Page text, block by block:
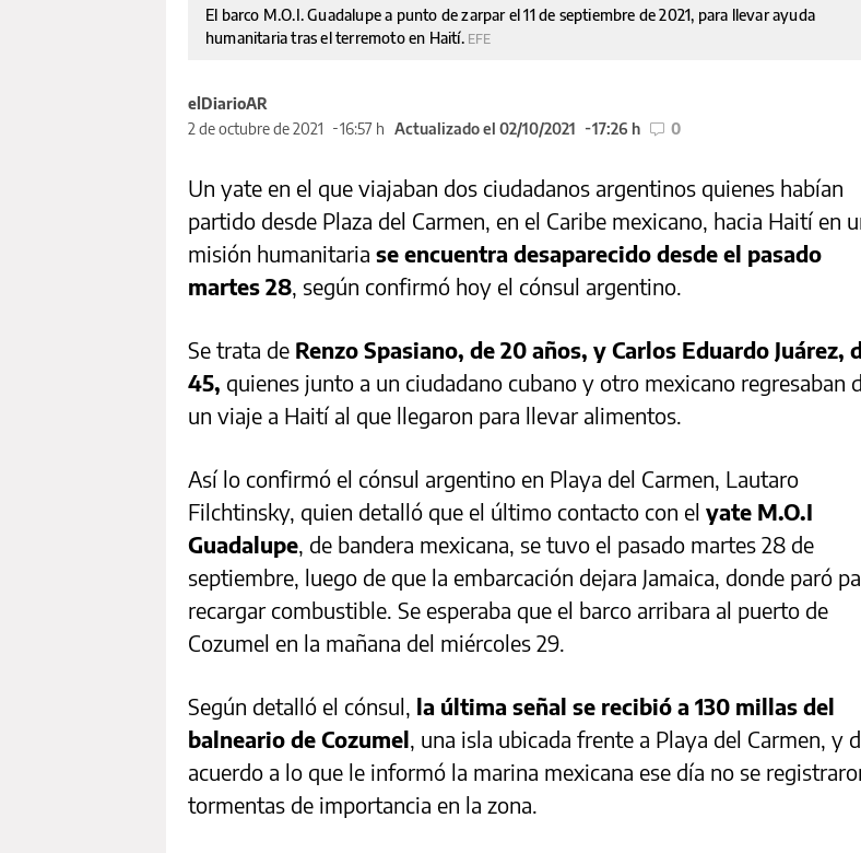
El barco M.O.I. Guadalupe a punto de zarpar el 11 de septiembre de 2021, para llevar ayuda
humanitaria tras el terremoto en Haití. EFE
elDiarioAR
2 de octubre de 2021
16:57 h Actualizado el 02/10/2021 17:26 h 0
Un yate en el que viajaban dos ciudadanos argentinos quienes habían
partido desde Plaza del Carmen, en el Caribe mexicano, hacia Haití en
misión humanitaria se encuentra desaparecido desde el pasado
martes 28, según confirmó hoy el cónsul argentino.
Se trata de Renzo Spasiano, de 20 años, y Carlos Eduardo Juárez,
45, quienes junto a un ciudadano cubano y otro mexicano regresaban
un viaje a Haití al que llegaron para llevar alimentos.
Así lo confirmó el cónsul argentino en Playa del Carmen, Lautaro
Filchtinsky, quien detalló que el último contacto con el yate M.O.I
Guadalupe, de bandera mexicana, se tuvo el pasado martes 28 de
septiembre, luego de que la embarcación dejara Jamaica, donde paró
recargar combustible. Se esperaba que el barco arribara al puerto de
Cozumel en la mañana del miércoles 29.
Según detalló el cónsul, la última señal se recibió a 130 millas del
balneario de Cozumel, una isla ubicada frente a Playa del Carmen, y
acuerdo a lo que le informó la marina mexicana ese día no se
tormentas de importancia en la zona.